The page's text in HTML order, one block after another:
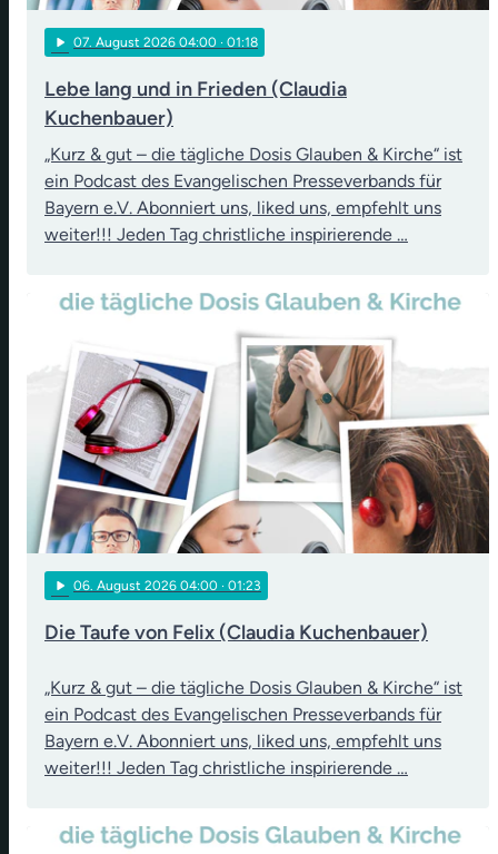
play_arrow 07. August 2026 04:00 · 01:18
Lebe lang und in Frieden (Claudia
Kuchenbauer)
„Kurz & gut – die tägliche Dosis Glauben & Kirche“ ist
ein Podcast des Evangelischen Presseverbands für
Bayern e.V. Abonniert uns, liked uns, empfehlt uns
weiter!!! Jeden Tag christliche inspirierende …
play_arrow 06. August 2026 04:00 · 01:23
Die Taufe von Felix (Claudia Kuchenbauer)
„Kurz & gut – die tägliche Dosis Glauben & Kirche“ ist
ein Podcast des Evangelischen Presseverbands für
Bayern e.V. Abonniert uns, liked uns, empfehlt uns
weiter!!! Jeden Tag christliche inspirierende …